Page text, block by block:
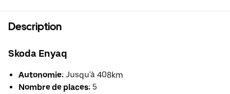
Description
Skoda Enyaq
Autonomie: Jusqu'à 408km
Nombre de places: 5